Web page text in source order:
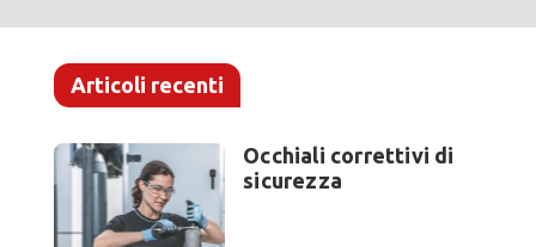
Articoli recenti
Occhiali correttivi di
sicurezza